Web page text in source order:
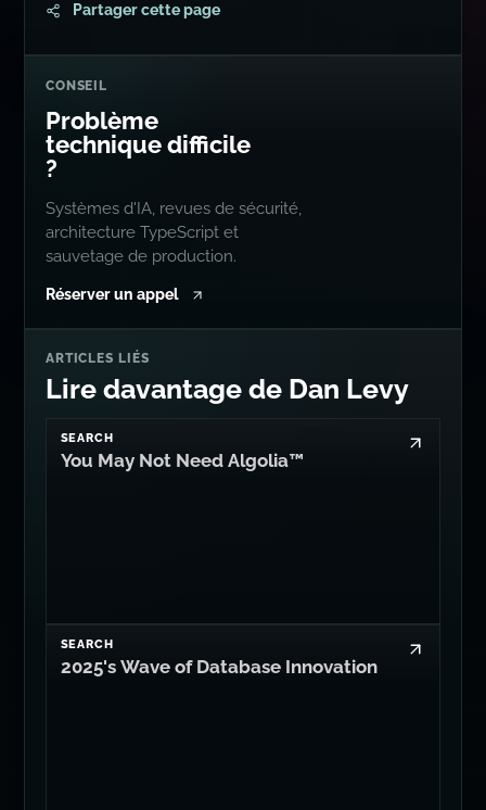
Problème
?
architecture TypeScript et
sauvetage de production.
ARTICLES LIÉS
Lire davantage de Dan Levy
SEARCH
You May Not Need Algolia™